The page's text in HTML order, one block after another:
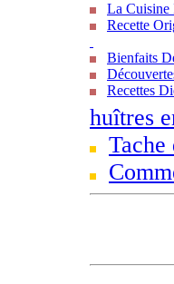
La Cuisine
Recette
Bienfaits
Recettes
huîtres
Tache